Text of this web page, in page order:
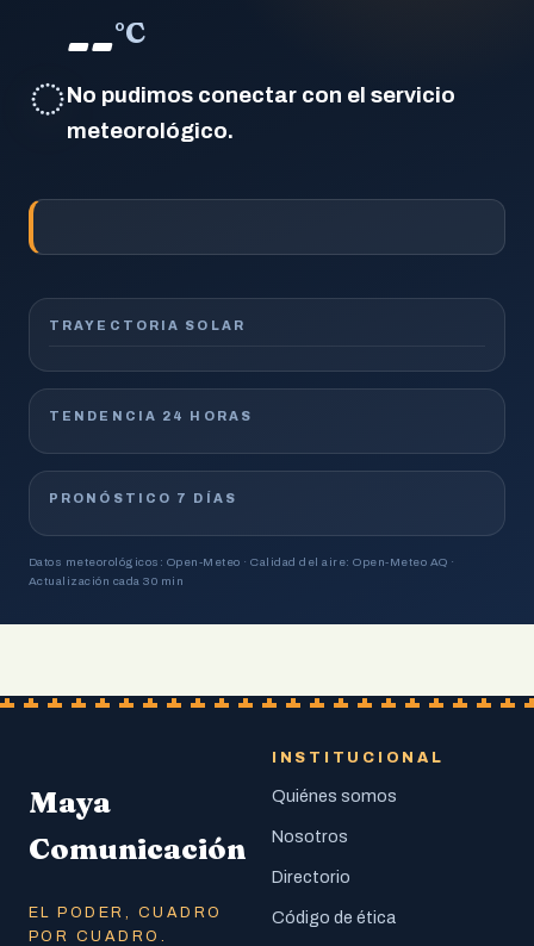
◌
--°C
No pudimos conectar con el servicio
meteorológico.
TRAYECTORIA SOLAR
TENDENCIA 24 HORAS
PRONÓSTICO 7 DÍAS
Datos meteorológicos: Open-Meteo · Calidad del aire: Open-Meteo AQ ·
Actualización cada 30 min
Maya
Comunicación
EL PODER, CUADRO
POR CUADRO.
INSTITUCIONAL
Quiénes somos
Nosotros
Directorio
Código de ética